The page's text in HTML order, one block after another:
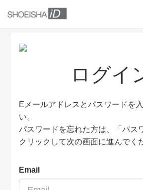
ログイ
Eメールアドレスとパスワードを
い。
パスワードを忘れた方は、「パス
クリックして次の画面に進んでく
Email